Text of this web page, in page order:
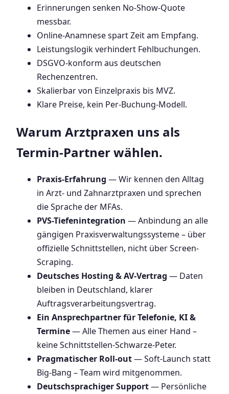
Erinnerungen senken No-Show-Quote
messbar.
Online-Anamnese spart Zeit am Empfang.
Leistungslogik verhindert Fehlbuchungen.
DSGVO-konform aus deutschen
Rechenzentren.
Skalierbar von Einzelpraxis bis MVZ.
Klare Preise, kein Per-Buchung-Modell.
Warum Arztpraxen uns als
Termin-Partner wählen.
Praxis-Erfahrung — Wir kennen den Alltag
in Arzt- und Zahnarztpraxen und sprechen
die Sprache der MFAs.
PVS-Tiefenintegration — Anbindung an alle
gängigen Praxisverwaltungssysteme – über
offizielle Schnittstellen, nicht über Screen-
Scraping.
Deutsches Hosting & AV-Vertrag — Daten
bleiben in Deutschland, klarer
Auftragsverarbeitungsvertrag.
Ein Ansprechpartner für Telefonie, KI &
Termine— Alle Themen aus einer Hand –
keine Schnittstellen-Schwarze-Peter.
Pragmatischer Roll-out— Soft-Launch statt
Big-Bang – Team wird mitgenommen.
Deutschsprachiger Support— Persönliche